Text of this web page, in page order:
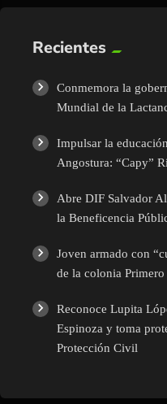
Recientes
Conmemora la
Mundial de la
Impulsar la
Angostura: “Capy”
Abre DIF Salvador
la Beneficencia
Joven armado con
de la colonia
Reconoce Lupita
Espinoza y toma
Protección Civil